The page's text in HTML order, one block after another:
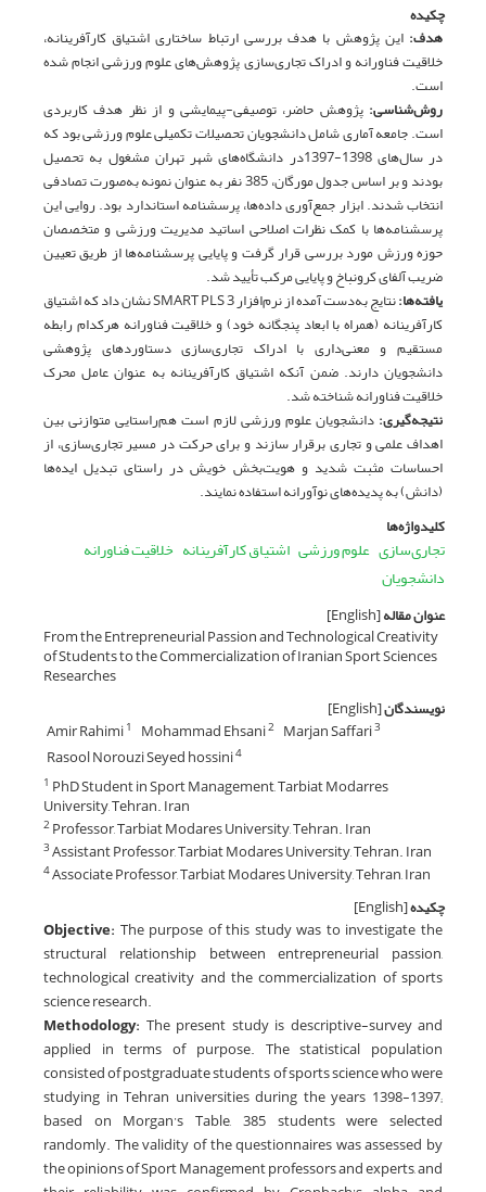
چکیده
هدف: این پژوهش با هدف بررسی ارتباط ساختاری اشتیاق کارآفرینانه،
خلاقیت فناورانه و ادراک تجاری­‌سازی پژوهش­‌های علوم ورزشی انجام شده
است.
روش­‌شناسی: پژوهش حاضر، توصیفی-پیمایشی و از نظر هدف کاربردی
است. جامعه آماری شامل دانشجویان تحصیلات تکمیلی علوم ورزشی بود که
در سال­‌های 1398-1397در دانشگاه­‌های شهر تهران مشغول به تحصیل
بودند و بر اساس جدول مورگان، 385 نفر به عنوان نمونه به­‌صورت تصادفی
انتخاب شدند. ابزار جمع‌آوری داده‌ها، پرسشنامه استاندارد بود. روایی این
پرسشنامه‌ها با کمک نظرات اصلاحی اساتید مدیریت ورزشی و متخصصان
حوزه ورزش مورد بررسی قرار گرفت و پایایی پرسشنامه‌ها از طریق تعیین
ضریب آلفای کرونباخ و پایایی مرکب تأیید شد.
یافته­‌ها:
نتایج به­‌دست آمده از نرم­‌افزار SMART PLS 3 نشان داد که اشتیاق
کارآفرینانه (همراه با ابعاد پنج­گانه خود) و خلاقیت فناورانه هرکدام رابطه
مستقیم و معنی‌داری با ادراک تجاری­‌سازی دستاوردهای پژوهشی
دانشجویان دارند. ضمن آن­که اشتیاق کارآفرینانه به عنوان عامل محرک
خلاقیت فناورانه شناخته شد.
نتیجه­‌گیری: دانشجویان علوم ورزشی لازم است هم­‌راستایی متوازنی بین
اهداف علمی و تجاری برقرار سازند و برای حرکت در مسیر تجاری­‌سازی، از
احساسات مثبت شدید و هویت­‌بخش خویش در راستای تبدیل ایده­‌ها
(دانش) به پدیده­‌های نوآورانه استفاده نمایند.
کلیدواژه‌ها
تجاری­‌سازی علوم ورزشی اشتیاق کارآفرینانه خلاقیت فناورانه
دانشجویان
عنوان مقاله[English]
From the Entrepreneurial Passion and Technological Creativity
of Students to the Commercialization of Iranian Sport Sciences
Researches
نویسندگان[English]
Amir Rahimi1 Mohammad Ehsani2 Marjan Saffari3
Rasool Norouzi Seyed hossini4
1 PhD Student in Sport Management, Tarbiat Modarres
University, Tehran. Iran
2Professor, Tarbiat Modares University, Tehran. Iran
3Assistant Professor, Tarbiat Modares University, Tehran. Iran
4Associate Professor, Tarbiat Modares University, Tehran, Iran
چکیده[English]
Objective: The purpose of this study was to investigate the
structural relationship between entrepreneurial passion,
technological creativity and the commercialization of sports
science research.
Methodology: The present study is descriptive-survey and
applied in terms of purpose. The statistical population
consisted of postgraduate students of sports science who were
studying in Tehran universities during the years 1398-1397;
based on Morgan’s Table, 385 students were selected
randomly. The validity of the questionnaires was assessed by
the opinions of Sport Management professors and experts, and